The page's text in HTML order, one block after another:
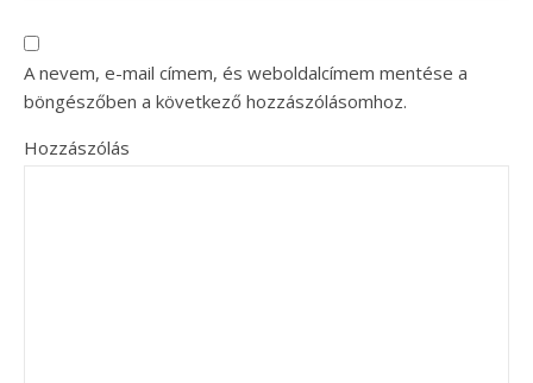
A nevem, e-mail címem, és weboldalcímem mentése a
böngészőben a következő hozzászólásomhoz.
Hozzászólás